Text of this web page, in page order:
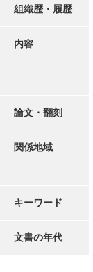
組織歴・履歴
内容
論文・翻刻
関係地域
キーワード
文書の年代